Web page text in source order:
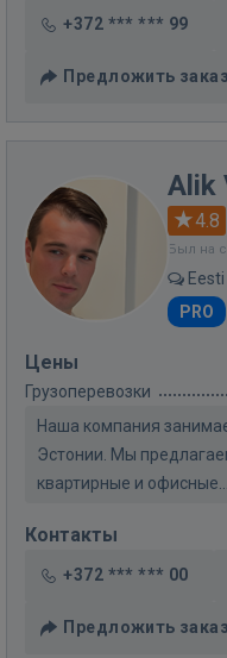
+372 *** *** 99
Предложить заказ
Alik
4.8
Был на
PRO
Цены
Грузоперевозки
Наша компания
Эстонии. Мы
квартирные и офисные...
Контакты
+372 *** *** 00
Предложить заказ